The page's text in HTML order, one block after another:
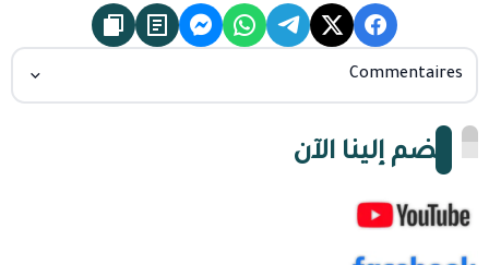
Commentaires
انضم إلينا الآن